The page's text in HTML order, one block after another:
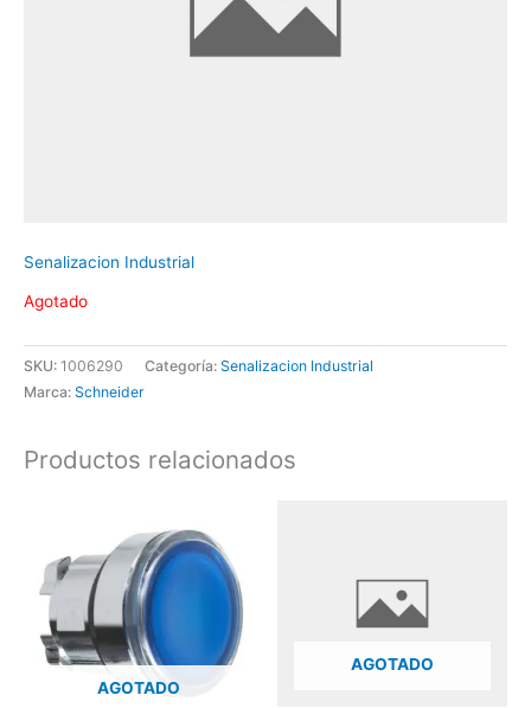
Senalizacion Industrial
Agotado
SKU: 1006290 Categoría: Senalizacion Industrial
Marca: Schneider
Productos relacionados
AGOTADO
AGOTADO